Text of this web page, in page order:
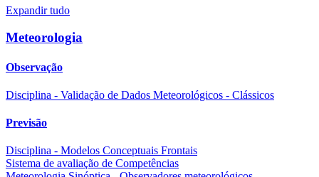
Expandir tudo
Meteorologia
Observação
Disciplina - Validação de Dados Meteorológicos - Clássicos
Previsão
Disciplina - Modelos Conceptuais Frontais
Sistema de avaliação de Competências